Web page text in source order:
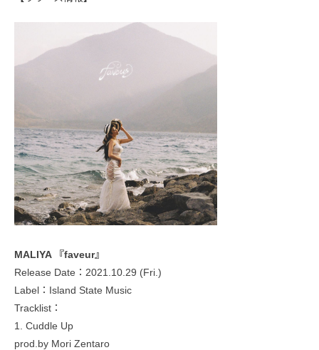
MALIYA 『faveur』
Release Date：2021.10.29 (Fri.)
Label：Island State Music
Tracklist：
1. Cuddle Up
prod.by Mori Zentaro